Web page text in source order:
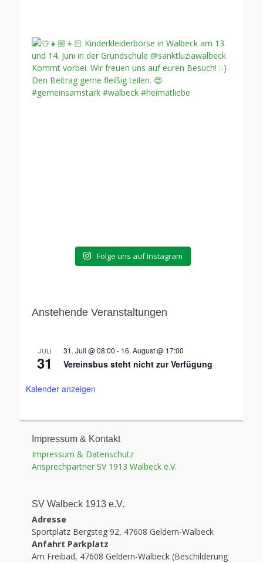
Folge uns auf Instagram
Anstehende Veranstaltungen
JULI
31
31. Juli @ 08:00 - 16. August @ 17:00
Vereinsbus steht nicht zur Verfügung
Kalender anzeigen
Impressum & Kontakt
Impressum & Datenschutz
Ansprechpartner SV 1913 Walbeck e.V.
SV Walbeck 1913 e.V.
Adresse
Sportplatz Bergsteg 92, 47608 Geldern-Walbeck
Anfahrt Parkplatz
Am Freibad, 47608 Geldern-Walbeck (Beschilderung